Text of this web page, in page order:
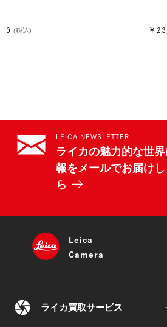
(税込) ￥
LEICA NEWSLETTER
ライカの魅力的な世
報をメールでお届け
ら
Leica
Camera
camera ライカ買取サービス